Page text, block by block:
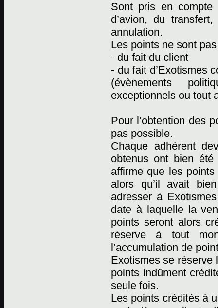
Sont pris en compte
d’avion, du
annulation.
Les points ne sont
- du fait du client
- du fait d’Exotismes
(évènements
exceptionnels ou tout
Pour l’obtention des
pas possible.
Chaque adhérent
obtenus ont bien
affirme que les
alors qu’il avait
adresser à
date à laquelle la
points seront alors
réserve à tout
l’accumulation de
Exotismes se réserve
points indûment
seule fois.
Les points crédités à